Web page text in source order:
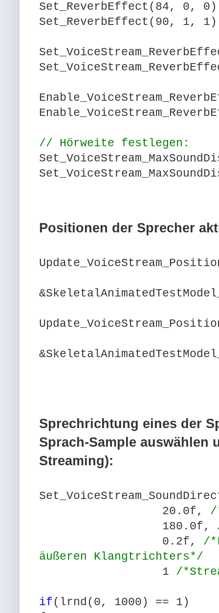
Set_ReverbEffect(84, 0,
Set_ReverbEffect(90, 1,
// Hörweite festlegen:
Positionen der Sprecher
Sprechrichtung eines der
Sprach-Sample auswählen
Streaming):
20.0f, /
180.0f,
0.2f, /
äußeren Klangtrichters*/
1 /
if(lrnd(0, 1000) == 1)